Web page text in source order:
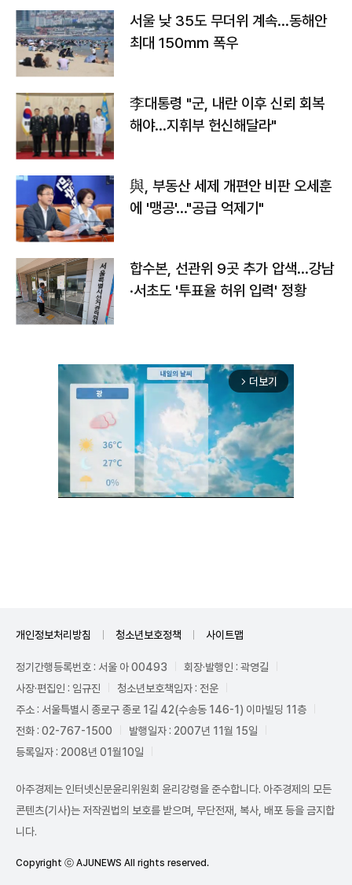
서울 낮 35도 무더위 계속…동해안
최대 150㎜ 폭우
李대통령 "군, 내란 이후 신뢰 회복
해야…지휘부 헌신해달라"
與, 부동산 세제 개편안 비판 오세훈
에 '맹공'…"공급 억제기"
합수본, 선관위 9곳 추가 압색…강남
·서초도 '투표율 허위 입력' 정황
arrow_forward_ios 더보기
개인정보처리방침 청소년보호정책 사이트맵
정기간행등록번호 : 서울 아 00493
회장·발행인 : 곽영길
사장·편집인 : 임규진
청소년보호책임자 : 전운
주소 : 서울특별시 종로구 종로 1길 42(수송동 146-1) 이마빌딩 11층
전화 : 02-767-1500
발행일자 : 2007년 11월 15일
등록일자 : 2008년 01월10일
아주경제는 인터넷신문윤리위원회 윤리강령을 준수합니다. 아주경제의 모든
콘텐츠(기사)는 저작권법의 보호를 받으며, 무단전재, 복사, 배포 등을 금지합
니다.
Copyright ⓒ AJUNEWS All rights reserved.